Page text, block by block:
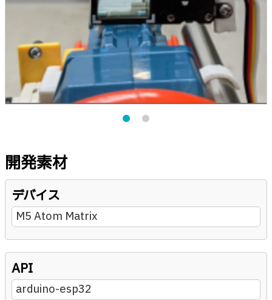
開発素材
デバイス
M5 Atom Matrix
API
arduino-esp32